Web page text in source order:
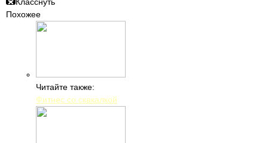
Похожее
Читайте также:
Фитнес со скакалкой